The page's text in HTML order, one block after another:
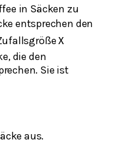
in Säcken zu
entsprechen den
X
die den
Sie ist
aus.